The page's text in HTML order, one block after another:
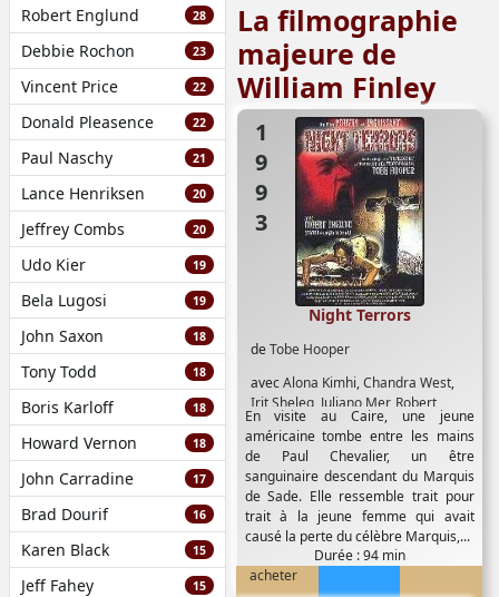
Robert Englund 28
Debbie Rochon 23
Vincent Price 22
Donald Pleasence 22
Paul Naschy 21
Lance Henriksen 20
Jeffrey Combs 20
Udo Kier 19
Bela Lugosi 19
John Saxon 18
Tony Todd 18
Boris Karloff 18
Howard Vernon 18
John Carradine 17
Brad Dourif 16
Karen Black 15
Jeff Fahey 15
La filmographie
majeure de
William Finley
1993
deTobe Hooper
avecAlona Kimhi,Chandra West,
Irit Sheleg, Juliano Mer, Robert
Englund, William Finley Zoe Trilling
Night Terrors
En visite au Caire, une jeune
américaine tombe entre les mains
de Paul Chevalier, un être
sanguinaire descendant du Marquis
de Sade. Elle ressemble trait pour
trait à la jeune femme qui avait
causé la perte du célèbre Marquis,...
Durée : 94 min
acheter